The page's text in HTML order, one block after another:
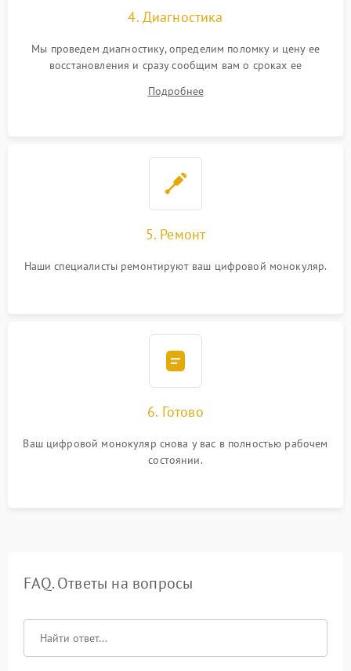
4. Диагностика
Мы проведем диагностику, определим поломку и цену ее
восстановления и сразу сообщим вам о сроках ее
Подробнее
5. Ремонт
Наши специалисты ремонтируют ваш цифровой монокуляр.
6. Готово
Ваш цифровой монокуляр снова у вас в полностью рабочем
состоянии.
FAQ. Ответы на вопросы